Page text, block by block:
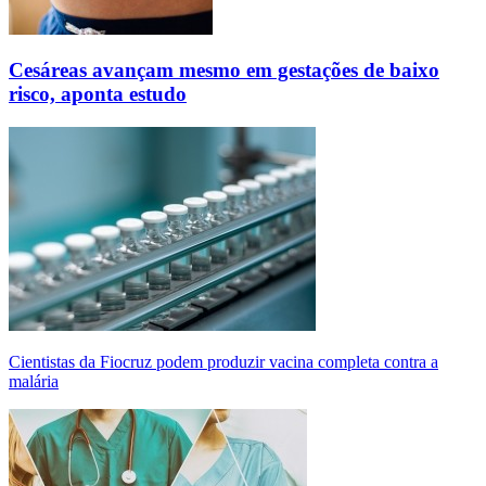
Cesáreas avançam mesmo em gestações de baixo
risco, aponta estudo
Cientistas da Fiocruz podem produzir vacina completa contra a
malária